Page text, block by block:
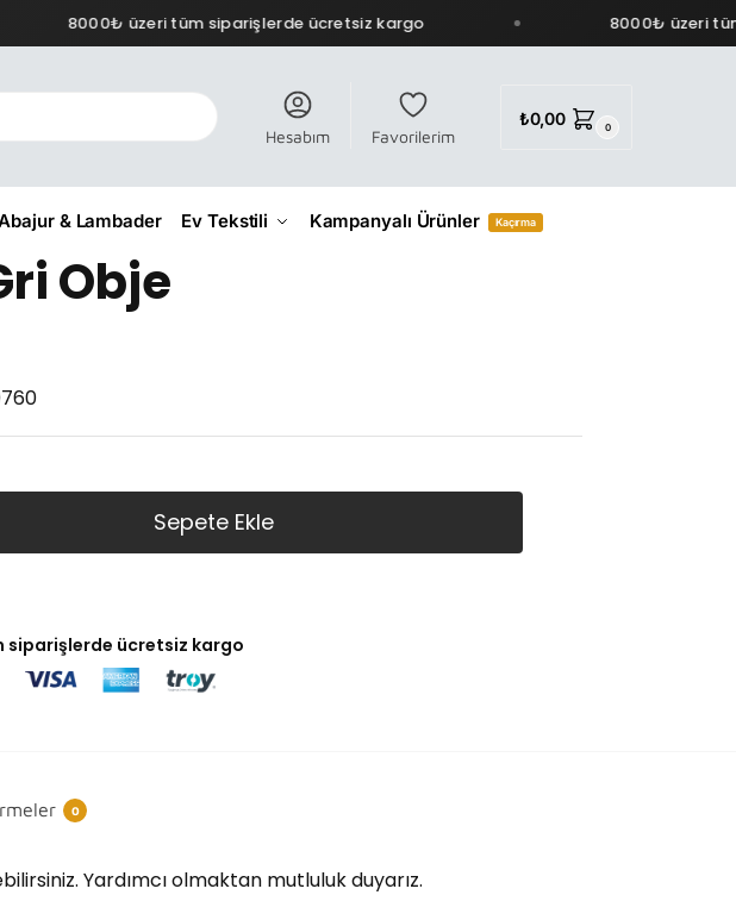
8000₺ üzeri tüm siparişlerde ücretsiz kargo 8000₺ üzeri
Hesabım Favorilerim
₺0,00 0
& Lambader Ev Tekstili Kampanyalı Ürünler Kaçırma
Obje
Sepete Ekle
siparişlerde ücretsiz kargo
0
Yardımcı olmaktan mutluluk duyarız.